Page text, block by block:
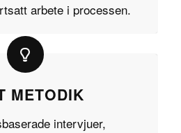
arbete i processen.
METODIK
intervjuer,